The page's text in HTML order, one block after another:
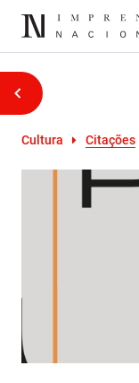
Cultura Citações